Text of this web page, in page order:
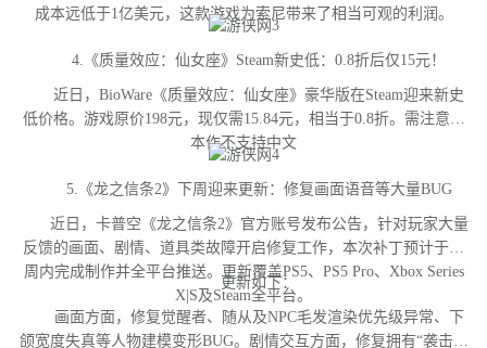
成本远低于1亿美元，这款游戏为索尼带来了相当可观的利润。
4.《质量效应：仙女座》Steam新史低：0.8折后仅15元！
近日，BioWare《质量效应：仙女座》豪华版在Steam迎来新史
低价格。游戏原价198元，现仅需15.84元，相当于0.8折。需注意，
本作不支持中文
5.《龙之信条2》下周迎来更新：修复画面语音等大量BUG
近日，卡普空《龙之信条2》官方账号发布公告，针对玩家大量
反馈的画面、剧情、道具类故障开启修复工作，本次补丁预计于下
周内完成制作并全平台推送。更新覆盖PS5、PS5 Pro、Xbox Series
X|S及Steam全平台。
更新如下：
画面方面，修复觉醒者、随从及NPC毛发渲染优先级异常、下
颌宽度失真等人物建模变形BUG。剧情交互方面，修复拥有“袭击对